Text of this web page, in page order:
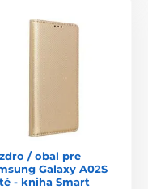
/ obal pre
Galaxy A02S
- kniha Smart